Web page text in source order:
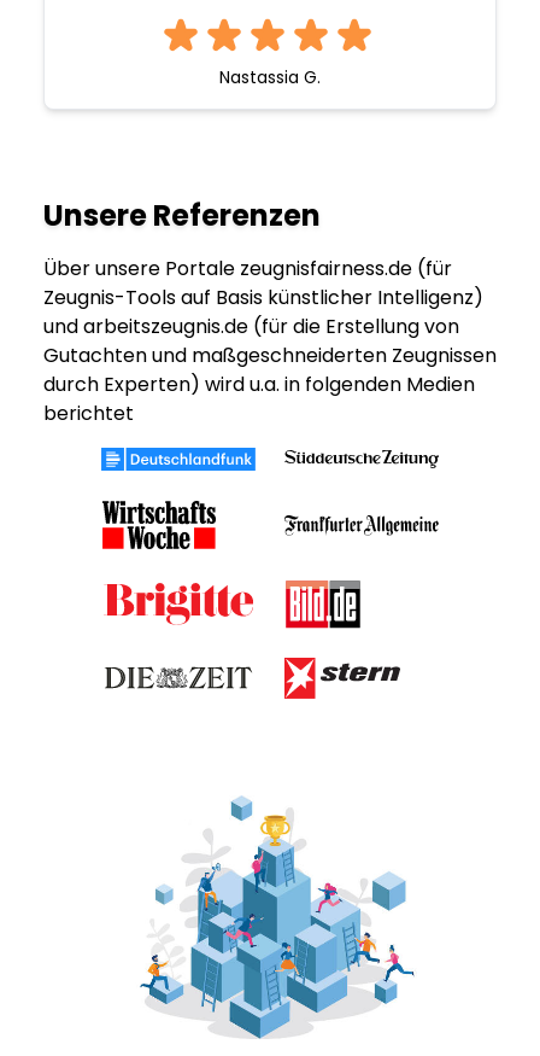
Nastassia G.
Unsere Referenzen
Über unsere Portale zeugnisfairness.de (für
Zeugnis-Tools auf Basis künstlicher Intelligenz)
und arbeitszeugnis.de (für die Erstellung von
Gutachten und maßgeschneiderten Zeugnissen
durch Experten) wird u.a. in folgenden Medien
berichtet